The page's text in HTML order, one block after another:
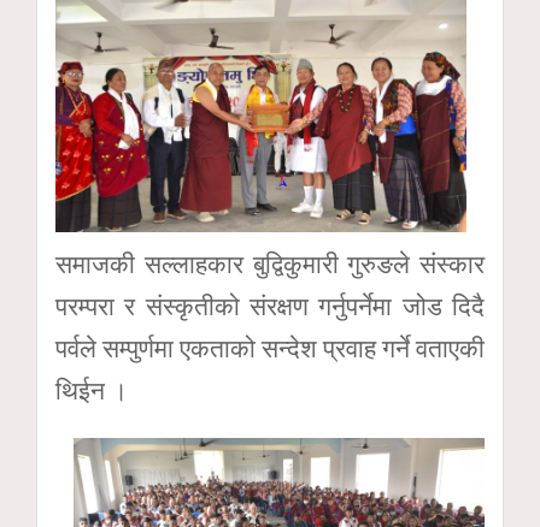
समाजकी सल्लाहकार बुद्विकुमारी गुरुङले संस्कार
परम्परा र संस्कृतीको संरक्षण गर्नुपर्नेमा जोड दिदै
पर्वले सम्पुर्णमा एकताको सन्देश प्रवाह गर्ने वताएकी
थिईन ।